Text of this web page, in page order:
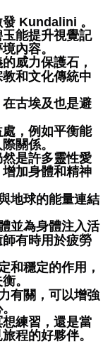
Kundalini 。
能提升視覺記
內容。
威力保護石，
和文化傳統中
古埃及也是避
，例如平衡能
關係。
是許多靈性愛
加身體和精神
地球的能量連結
並為身體注入活
有時用於疲勞
和穩定的作用，
。
有關，可以增強
練習，還是當
程的好夥伴。